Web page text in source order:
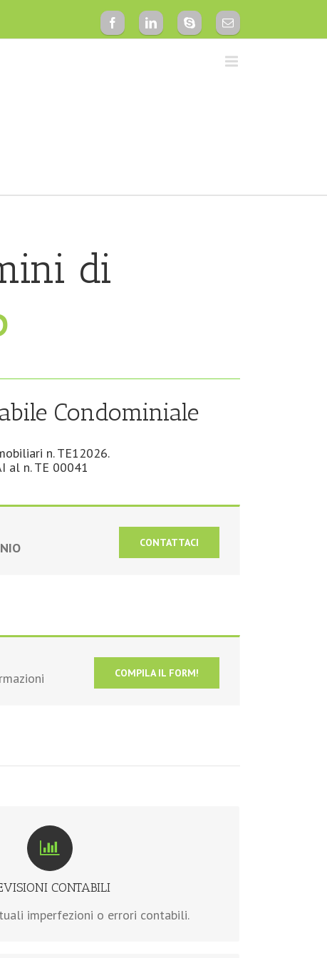
di
Condominiale
n. TE12026.
al n. TE 00041
CONTATTACI
COMPILA IL FORM!
CONTABILI
imperfezioni o errori contabili.
può, in qualsiasi momento o per più
identificate, nominare un revisore che
contabilità del condominio.